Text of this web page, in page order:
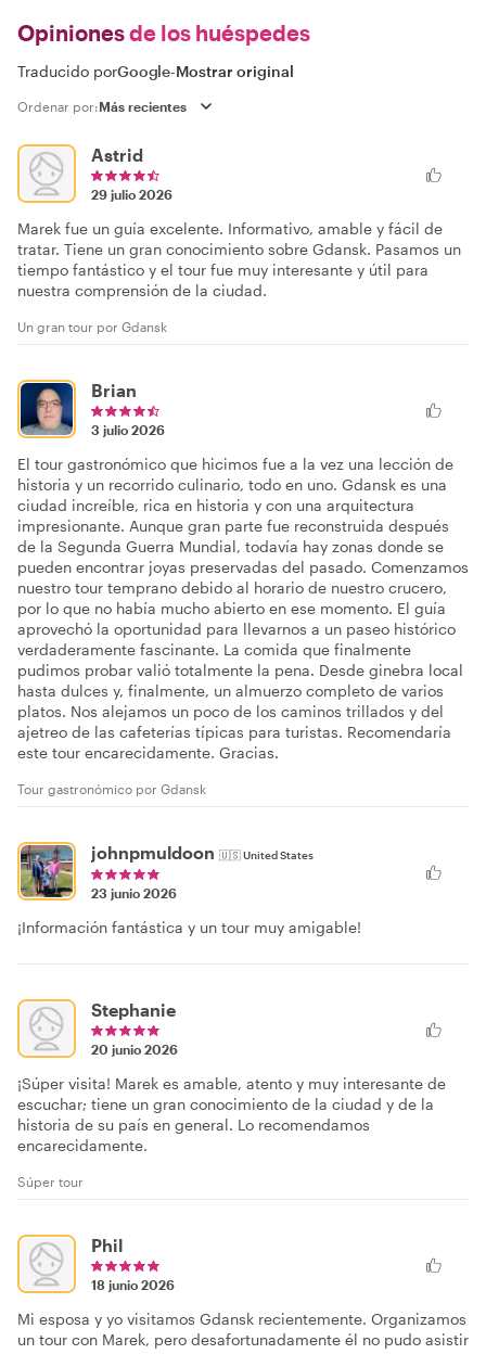
Opinionesde los huéspedes
Traducido porGoogle-Mostrar original
Ordenar por:
Astrid
29 julio 2026
Marek fue un guía excelente. Informativo, amable y fácil de
tratar. Tiene un gran conocimiento sobre Gdansk. Pasamos un
tiempo fantástico y el tour fue muy interesante y útil para
nuestra comprensión de la ciudad.
Un gran tour por Gdansk
Brian
3 julio 2026
El tour gastronómico que hicimos fue a la vez una lección de
historia y un recorrido culinario, todo en uno. Gdansk es una
ciudad increíble, rica en historia y con una arquitectura
impresionante. Aunque gran parte fue reconstruida después
de la Segunda Guerra Mundial, todavía hay zonas donde se
pueden encontrar joyas preservadas del pasado. Comenzamos
nuestro tour temprano debido al horario de nuestro crucero,
por lo que no había mucho abierto en ese momento. El guía
aprovechó la oportunidad para llevarnos a un paseo histórico
verdaderamente fascinante. La comida que finalmente
pudimos probar valió totalmente la pena. Desde ginebra local
hasta dulces y, finalmente, un almuerzo completo de varios
platos. Nos alejamos un poco de los caminos trillados y del
ajetreo de las cafeterías típicas para turistas. Recomendaría
este tour encarecidamente. Gracias.
Tour gastronómico por Gdansk
johnpmuldoon 🇺🇸United States
23 junio 2026
¡Información fantástica y un tour muy amigable!
Stephanie
20 junio 2026
¡Súper visita! Marek es amable, atento y muy interesante de
escuchar; tiene un gran conocimiento de la ciudad y de la
historia de su país en general. Lo recomendamos
encarecidamente.
Súper tour
Phil
18 junio 2026
Mi esposa y yo visitamos Gdansk recientemente. Organizamos
un tour con Marek, pero desafortunadamente él no pudo asistir